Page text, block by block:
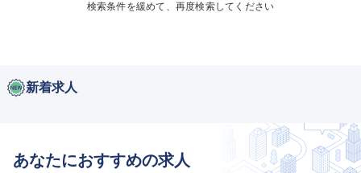
検索条件を緩めて、再度検索してください
新着求人
あなたにおすすめの求人